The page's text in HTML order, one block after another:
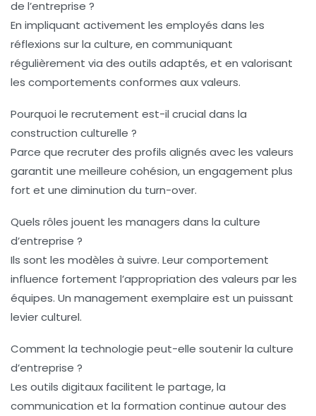
de l’entreprise ?
En impliquant activement les employés dans les
réflexions sur la culture, en communiquant
régulièrement via des outils adaptés, et en valorisant
les comportements conformes aux valeurs.
Pourquoi le recrutement est-il crucial dans la
construction culturelle ?
Parce que recruter des profils alignés avec les valeurs
garantit une meilleure cohésion, un engagement plus
fort et une diminution du turn-over.
Quels rôles jouent les managers dans la culture
d’entreprise ?
Ils sont les modèles à suivre. Leur comportement
influence fortement l’appropriation des valeurs par les
équipes. Un management exemplaire est un puissant
levier culturel.
Comment la technologie peut-elle soutenir la culture
d’entreprise ?
Les outils digitaux facilitent le partage, la
communication et la formation continue autour des